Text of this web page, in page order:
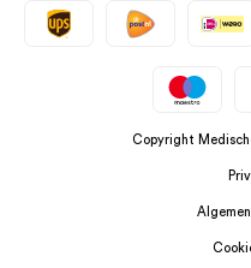
Copyright